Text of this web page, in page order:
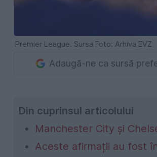
Premier League. Sursa Foto: Arhiva EVZ
Adaugă-ne ca sursă
Din cuprinsul articolului
Manchester City și
Aceste afirmații au fost